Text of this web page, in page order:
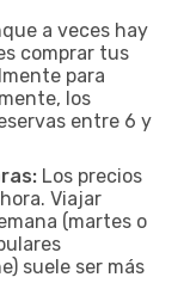
a veces hay
comprar tus
para
los
entre 6 y
Los precios
Viajar
(martes o
suele ser más